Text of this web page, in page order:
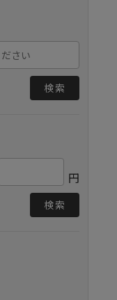
検索
円
検索